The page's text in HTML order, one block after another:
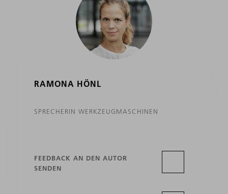
RAMONA HÖNL
SPRECHERIN WERKZEUGMASCHINEN
FEEDBACK AN DEN AUTOR
SENDEN